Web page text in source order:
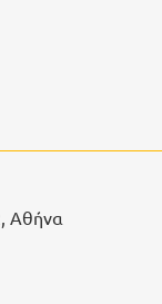
Αθήνα